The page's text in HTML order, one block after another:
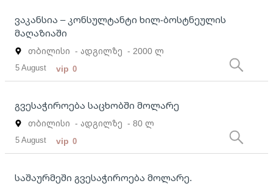
ვაკანსია – კონსულტანტი ხილ-ბოსტნეულის
მაღაზიაში
თბილისი - ადგილზე - 2000 ლ
5 August vip 0
გვესაჭიროება საცხობში მოლარე
თბილისი - ადგილზე - 80 ლ
5 August vip 0
საშაურმეში გვესაჭიროება მოლარე.